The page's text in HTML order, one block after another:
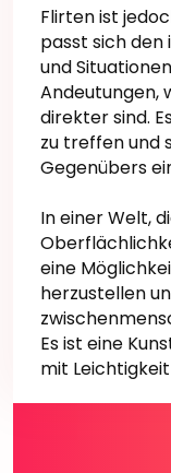
Flirten ist
passt sich den
und
Andeutungen,
direkter sind.
zu treffen und
Gegenübers
In einer Welt,
eine
herzustellen
Es ist eine
mit